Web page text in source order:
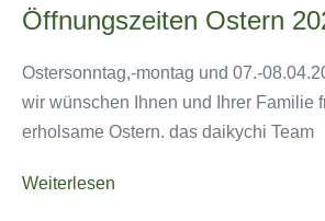
Öffnungszeiten Ostern
Ostersonntag,-montag und 07.-
wir wünschen Ihnen und Ihrer Familie
erholsame Ostern. das daikychi Team
Weiterlesen